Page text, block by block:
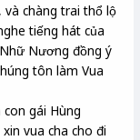
chàng trai thổ lộ
tiếng hát của
Nương đồng ý
tôn làm Vua
gái Hùng
vua cha cho đi